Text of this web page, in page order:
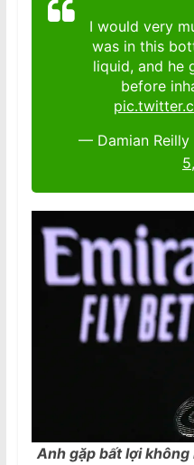
I would very
was in this
liquid, and he
before
— Damian Reilly
Anh gặp bất lợi